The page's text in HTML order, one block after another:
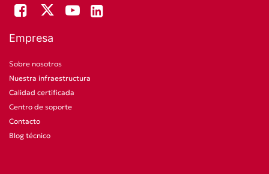
Empresa
Sobre nosotros
Nuestra infraestructura
Calidad certificada
Centro de soporte
Contacto
Blog técnico